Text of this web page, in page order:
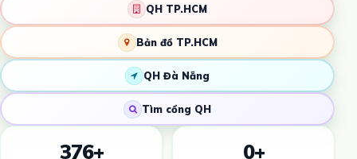
QH TP.HCM
Bản đồ TP.HCM
QH Đà Nẵng
Tìm cổng QH
376+ 0+